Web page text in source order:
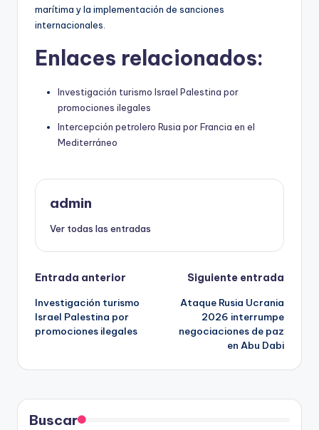
marítima y la implementación de sanciones
internacionales.
Enlaces relacionados:
Investigación turismo Israel Palestina por
promociones ilegales
Intercepción petrolero Rusia por Francia en el
Mediterráneo
admin
Ver todas las entradas
Navegación
de
entradas
Entrada anterior
Investigación turismo
Israel Palestina por
promociones ilegales
Siguiente entrada
Ataque Rusia Ucrania
2026 interrumpe
negociaciones de paz
en Abu Dabi
Buscar